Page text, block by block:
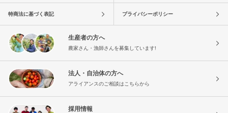
特商法に基づく表記 プライバシーポリシー
生産者の方へ
農家さん・漁師さんを募集しています!
法人・自治体の方へ
アライアンスのご相談はこちらから
採用情報